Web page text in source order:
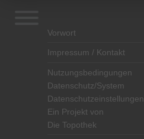
Vorwort
Impressum / Kontakt
Nutzungsbedingungen
Datenschutz/System
Datenschutzeinstellungen
Ein Projekt von
Die Topothek